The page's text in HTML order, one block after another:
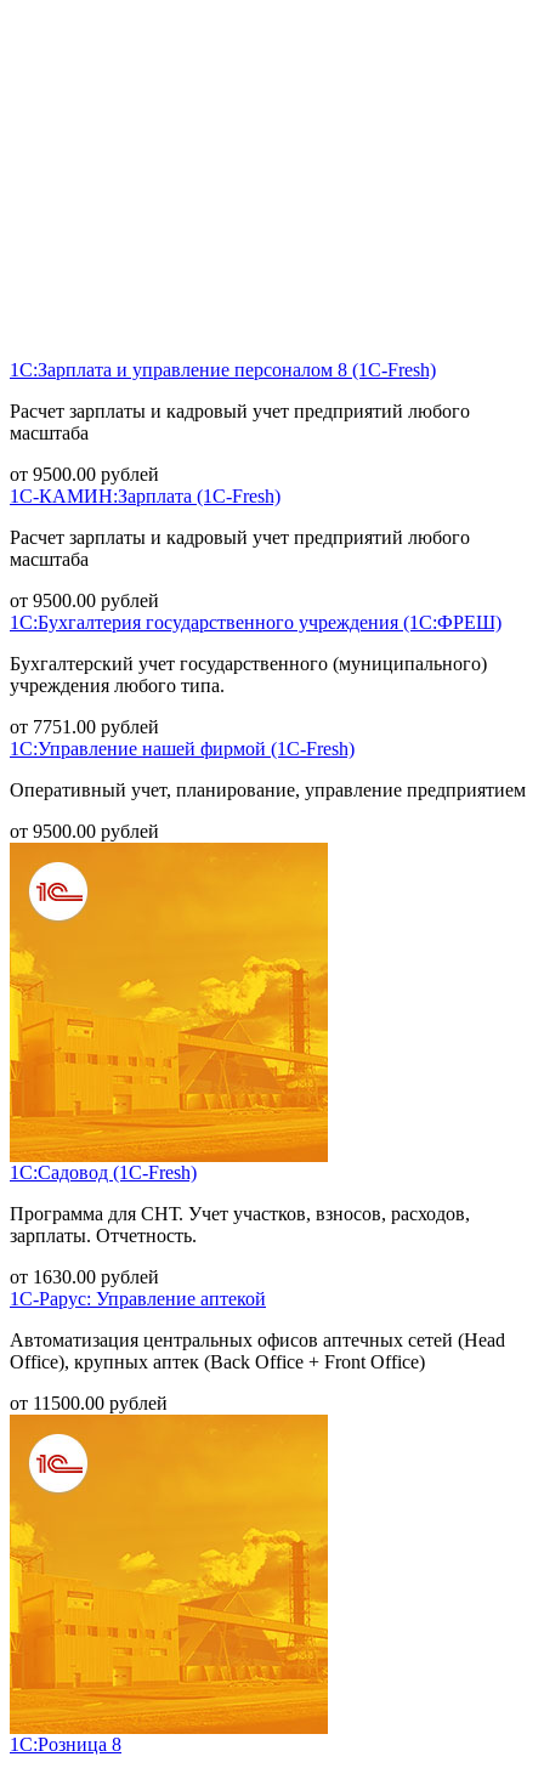
1С:Зарплата и управление персоналом 8 (1С-Fresh)
Расчет зарплаты и кадровый учет предприятий любого
масштаба
от 9500.00 рублей
1С-КАМИН:Зарплата (1С-Fresh)
Расчет зарплаты и кадровый учет предприятий любого
масштаба
от 9500.00 рублей
1С:Бухгалтерия государственного учреждения (1С:ФРЕШ)
Бухгалтерский учет государственного (муниципального)
учреждения любого типа.
от 7751.00 рублей
1С:Управление нашей фирмой (1С-Fresh)
Оперативный учет, планирование, управление предприятием
от 9500.00 рублей
1С:Садовод (1С-Fresh)
Программа для СНТ. Учет участков, взносов, расходов,
зарплаты. Отчетность.
от 1630.00 рублей
1С-Рарус: Управление аптекой
Автоматизация центральных офисов аптечных сетей (Head
Office), крупных аптек (Back Office + Front Office)
от 11500.00 рублей
1С:Розница 8